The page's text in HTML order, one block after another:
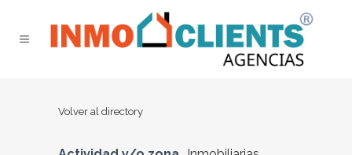
Volver al directory